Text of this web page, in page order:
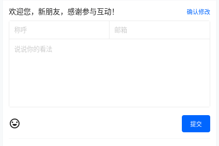
欢迎您，新朋友，感谢参与互动！ 确认修改
提交